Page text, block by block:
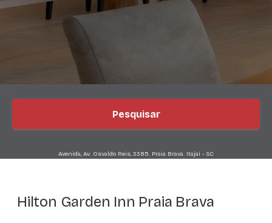
Pesquisar
Avenida, Av. Osvaldo Reis, 3385. Praia Brava. Itajaí - SC
Hilton Garden Inn Praia Brava